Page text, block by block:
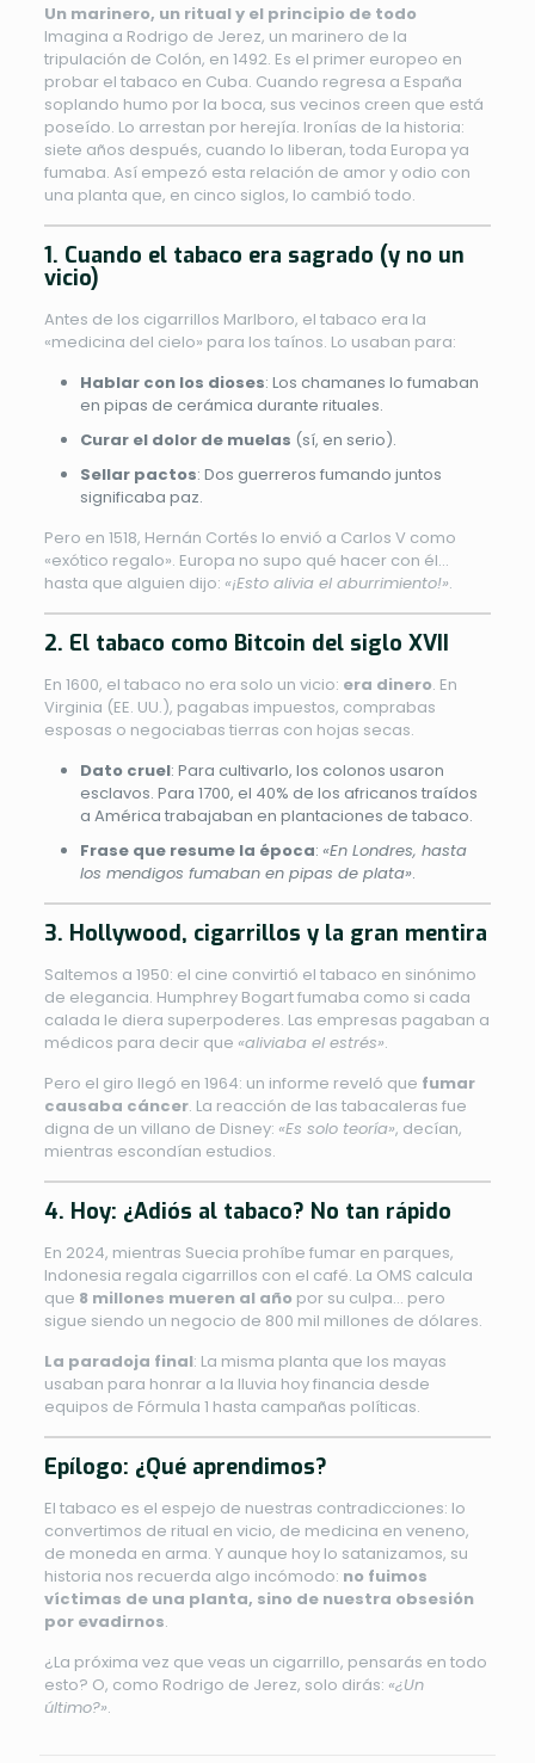
Un marinero, un ritual y el principio de todo
Imagina a Rodrigo de Jerez, un marinero de la
tripulación de Colón, en 1492. Es el primer europeo en
probar el tabaco en Cuba. Cuando regresa a España
soplando humo por la boca, sus vecinos creen que está
poseído. Lo arrestan por herejía. Ironías de la historia:
siete años después, cuando lo liberan, toda Europa ya
fumaba. Así empezó esta relación de amor y odio con
una planta que, en cinco siglos, lo cambió todo.
1. Cuando el tabaco era sagrado (y no un
vicio)
Antes de los cigarrillos Marlboro, el tabaco era la
«medicina del cielo» para los taínos. Lo usaban para:
Hablar con los dioses: Los chamanes lo fumaban
en pipas de cerámica durante rituales.
Curar el dolor de muelas (sí, en serio).
Sellar pactos: Dos guerreros fumando juntos
significaba paz.
Pero en 1518, Hernán Cortés lo envió a Carlos V como
«exótico regalo». Europa no supo qué hacer con él…
hasta que alguien dijo: «¡Esto alivia el aburrimiento!».
2. El tabaco como Bitcoin del siglo XVII
En 1600, el tabaco no era solo un vicio: era dinero. En
Virginia (EE. UU.), pagabas impuestos, comprabas
esposas o negociabas tierras con hojas secas.
Dato cruel: Para cultivarlo, los colonos usaron
esclavos. Para 1700, el 40% de los africanos traídos
a América trabajaban en plantaciones de tabaco.
Frase que resume la época: «En Londres, hasta
los mendigos fumaban en pipas de plata».
3. Hollywood, cigarrillos y la gran mentira
Saltemos a 1950: el cine convirtió el tabaco en sinónimo
de elegancia. Humphrey Bogart fumaba como si cada
calada le diera superpoderes. Las empresas pagaban a
médicos para decir que «aliviaba el estrés».
Pero el giro llegó en 1964: un informe reveló que fumar
causaba cáncer. La reacción de las tabacaleras fue
digna de un villano de Disney: «Es solo teoría», decían,
mientras escondían estudios.
4. Hoy: ¿Adiós al tabaco? No tan rápido
En 2024, mientras Suecia prohíbe fumar en parques,
Indonesia regala cigarrillos con el café. La OMS calcula
que 8 millones mueren al año por su culpa… pero
sigue siendo un negocio de 800 mil millones de dólares.
La paradoja final: La misma planta que los mayas
usaban para honrar a la lluvia hoy financia desde
equipos de Fórmula 1 hasta campañas políticas.
Epílogo: ¿Qué aprendimos?
El tabaco es el espejo de nuestras contradicciones: lo
convertimos de ritual en vicio, de medicina en veneno,
de moneda en arma. Y aunque hoy lo satanizamos, su
historia nos recuerda algo incómodo: no fuimos
víctimas de una planta, sino de nuestra obsesión
por evadirnos.
¿La próxima vez que veas un cigarrillo, pensarás en todo
esto? O, como Rodrigo de Jerez, solo dirás: «¿Un
último?».